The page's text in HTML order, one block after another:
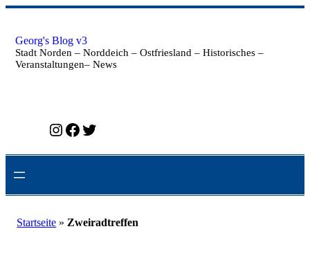
Zum
springen
Georg's Blog v3
Stadt Norden – Norddeich – Ostfriesland – Historisches –
Veranstaltungen– News
Instagram Facebook Twitter
Startseite » Zweiradtreffen